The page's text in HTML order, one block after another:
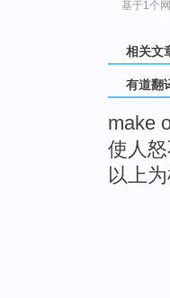
基于1个
相关文
有道翻
make
使人
以上